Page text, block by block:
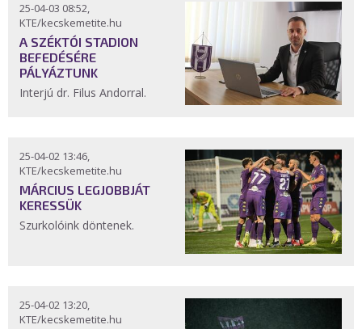
25-04-03 08:52,
KTE/kecskemetite.hu
A SZÉKTÓI STADION
BEFEDÉSÉRE
PÁLYÁZTUNK
Interjú dr. Filus Andorral.
25-04-02 13:46,
KTE/kecskemetite.hu
MÁRCIUS LEGJOBBJÁT
KERESSÜK
Szurkolóink döntenek.
25-04-02 13:20,
KTE/kecskemetite.hu